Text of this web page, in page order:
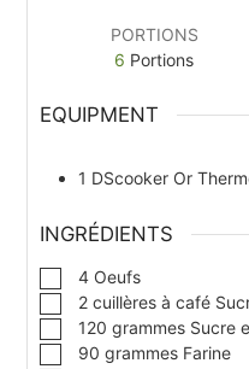
PORTIONS
6 Portions
EQUIPMENT
1 DScooker Or
INGRÉDIENTS
▢
4 Oeufs
▢
2 cuillères à café
▢120 grammes Sucre
▢
90 grammes Farine